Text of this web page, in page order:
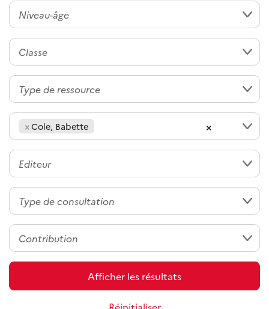
×
×Cole, Babette
Afficher les résultats